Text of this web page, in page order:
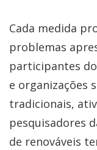
Cada medida
problemas
participantes
e organizações
tradicionais,
pesquisadores
de renováveis